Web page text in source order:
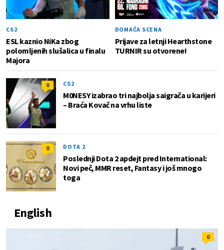
CS2
ESL kaznio NiKa zbog
polomljenih slušalica u finalu
Majora
DOMAĆA SCENA
Prijave za letnji Hearthstone
TURNIR su otvorene!
0 CS2
M0NESY izabrao tri najbolja saigrača u karijeri
– Braća Kovač na vrhu liste
0 DOTA 2
Poslednji Dota 2 apdejt pred International:
Novi peč, MMR reset, Fantasy i još mnogo
toga
English
0